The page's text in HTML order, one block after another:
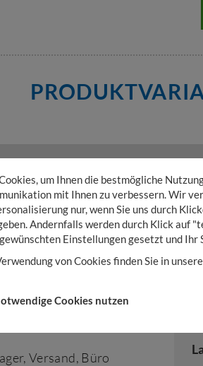
Versand, Büro
um Ihnen die bestmögliche
mit Ihnen zu verbessern. Wir
nur, wenn Sie uns durch
Andernfalls werden durch Klick auf
Einstellungen gesetzt und
von Cookies finden Sie in
Cookies nutzen